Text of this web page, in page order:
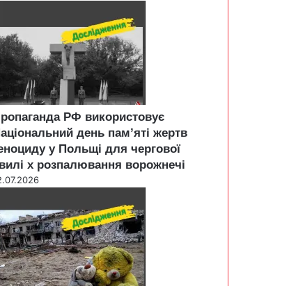
РФ використовує
день пам’яті жертв
у Польщі для чергової
х розпалювання ворожнечі